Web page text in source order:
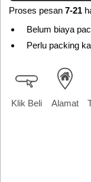
Proses pesan 7-21
Belum biaya
Perlu packing
Klik Beli Alamat